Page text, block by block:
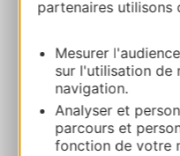
partenaires utilisons
Mesurer
sur l'utilisation de
navigation.
Analyser et
parcours et
fonction de votre
+33609615091
E-mail